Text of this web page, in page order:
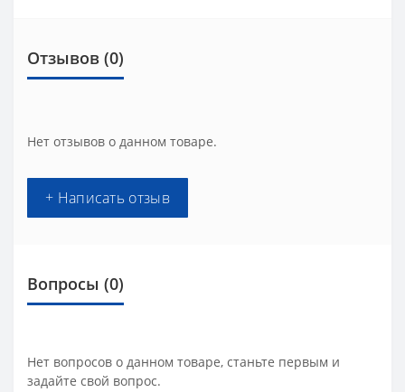
Отзывов (0)
Нет отзывов о данном товаре.
+ Написать отзыв
Вопросы (0)
Нет вопросов о данном товаре, станьте первым и
задайте свой вопрос.